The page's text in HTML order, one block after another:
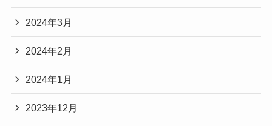
2024年3月
2024年2月
2024年1月
2023年12月